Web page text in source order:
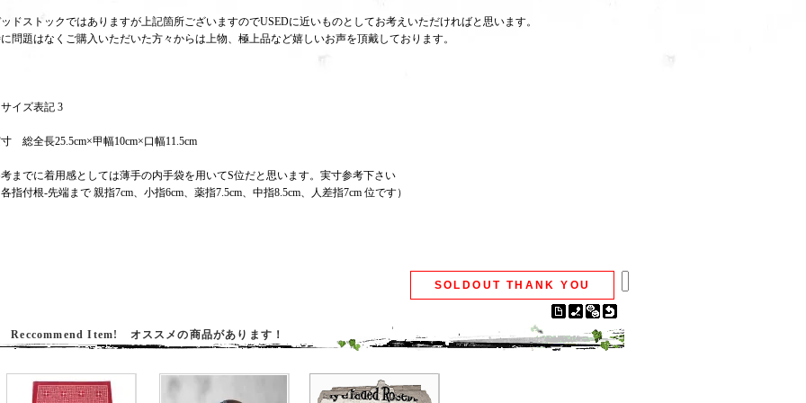
ドストックではありますが上記箇所ございますのでUSEDに近いものとしてお考えいただければと思います。
問題はなくご購入いただいた方々からは上物、極上品など嬉しいお声を頂戴しております。
イズ表記 3
総全長25.5cm×甲幅10cm×口幅11.5cm
までに着用感としては薄手の内手袋を用いてS位だと思います。実寸参考下さい
指付根-先端まで 親指7cm、小指6cm、薬指7.5cm、中指8.5cm、人差指7cm 位です）
SOLDOUT THANK YOU
Reccommend Item! オススメの商品があります！